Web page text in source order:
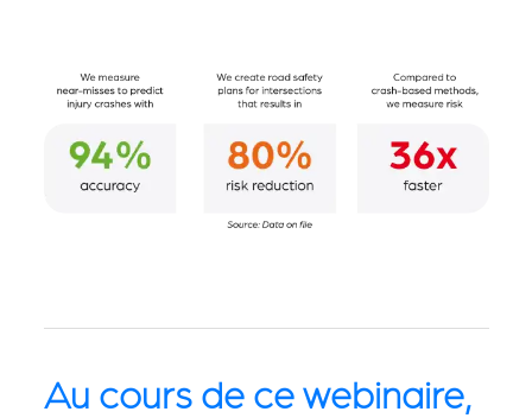
Au cours de ce webinaire,